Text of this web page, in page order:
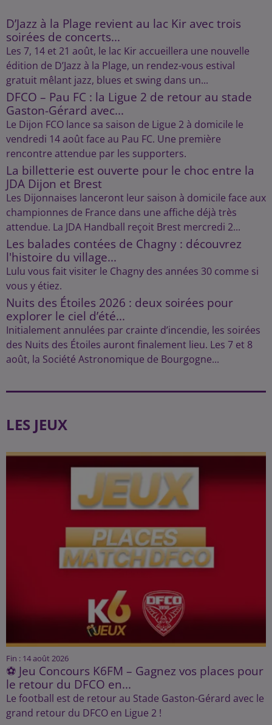
D’Jazz à la Plage revient au lac Kir avec trois
soirées de concerts...
Les 7, 14 et 21 août, le lac Kir accueillera une nouvelle
édition de D’Jazz à la Plage, un rendez-vous estival
gratuit mêlant jazz, blues et swing dans un...
DFCO – Pau FC : la Ligue 2 de retour au stade
Gaston-Gérard avec...
Le Dijon FCO lance sa saison de Ligue 2 à domicile le
vendredi 14 août face au Pau FC. Une première
rencontre attendue par les supporters.
La billetterie est ouverte pour le choc entre la
JDA Dijon et Brest
Les Dijonnaises lanceront leur saison à domicile face aux
championnes de France dans une affiche déjà très
attendue. La JDA Handball reçoit Brest mercredi 2...
Les balades contées de Chagny : découvrez
l'histoire du village...
Lulu vous fait visiter le Chagny des années 30 comme si
vous y étiez.
Nuits des Étoiles 2026 : deux soirées pour
explorer le ciel d’été...
Initialement annulées par crainte d’incendie, les soirées
des Nuits des Étoiles auront finalement lieu. Les 7 et 8
août, la Société Astronomique de Bourgogne...
LES JEUX
Fin : 14 août 2026
⚽ Jeu Concours K6FM – Gagnez vos places pour
le retour du DFCO en...
Le football est de retour au Stade Gaston-Gérard avec le
grand retour du DFCO en Ligue 2 !